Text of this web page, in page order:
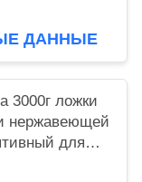
ДАННЫЕ
3000г ложки
нержавеющей
для
чая